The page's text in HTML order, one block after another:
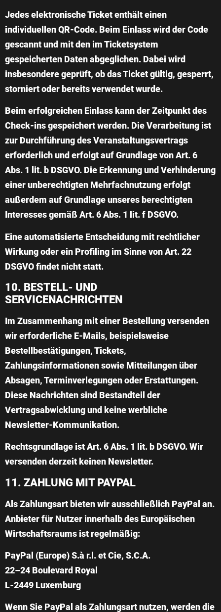
Jedes elektronische Ticket enthält einen
individuellen QR-Code. Beim Einlass wird der Code
gescannt und mit den im Ticketsystem
gespeicherten Daten abgeglichen. Dabei wird
insbesondere geprüft, ob das Ticket gültig, gesperrt,
storniert oder bereits verwendet wurde.
Beim erfolgreichen Einlass kann der Zeitpunkt des
Check-ins gespeichert werden. Die Verarbeitung ist
zur Durchführung des Veranstaltungsvertrags
erforderlich und erfolgt auf Grundlage von Art. 6
Abs. 1 lit. b DSGVO. Die Erkennung und Verhinderung
einer unberechtigten Mehrfachnutzung erfolgt
außerdem auf Grundlage unseres berechtigten
Interesses gemäß Art. 6 Abs. 1 lit. f DSGVO.
Eine automatisierte Entscheidung mit rechtlicher
Wirkung oder ein Profiling im Sinne von Art. 22
DSGVO findet nicht statt.
10. BESTELL- UND
SERVICENACHRICHTEN
Im Zusammenhang mit einer Bestellung versenden
wir erforderliche E-Mails, beispielsweise
Bestellbestätigungen, Tickets,
Zahlungsinformationen sowie Mitteilungen über
Absagen, Terminverlegungen oder Erstattungen.
Diese Nachrichten sind Bestandteil der
Vertragsabwicklung und keine werbliche
Newsletter-Kommunikation.
Rechtsgrundlage ist Art. 6 Abs. 1 lit. b DSGVO. Wir
versenden derzeit keinen Newsletter.
11. ZAHLUNG MIT PAYPAL
Als Zahlungsart bieten wir ausschließlich PayPal an.
Anbieter für Nutzer innerhalb des Europäischen
Wirtschaftsraums ist regelmäßig:
PayPal (Europe) S.à r.l. et Cie, S.C.A.
22–24 Boulevard Royal
L-2449 Luxemburg
Wenn Sie PayPal als Zahlungsart nutzen, werden die